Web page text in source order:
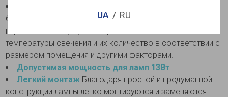
6 или 8 патронов GХ53, что позволяет самостоятельно
подобрать лампу нужной яркости и цветовой
температуры свечения и их количество в соответствии с
размером помещения и другими факторами.
Допустимая мощность для ламп 13Вт
Легкий монтаж Благодаря простой и продуманной
конструкции лампы легко монтируются и заменяются.
UA RU